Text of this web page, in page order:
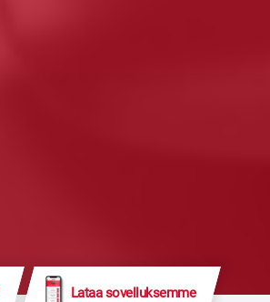
Lataa sovelluksemme